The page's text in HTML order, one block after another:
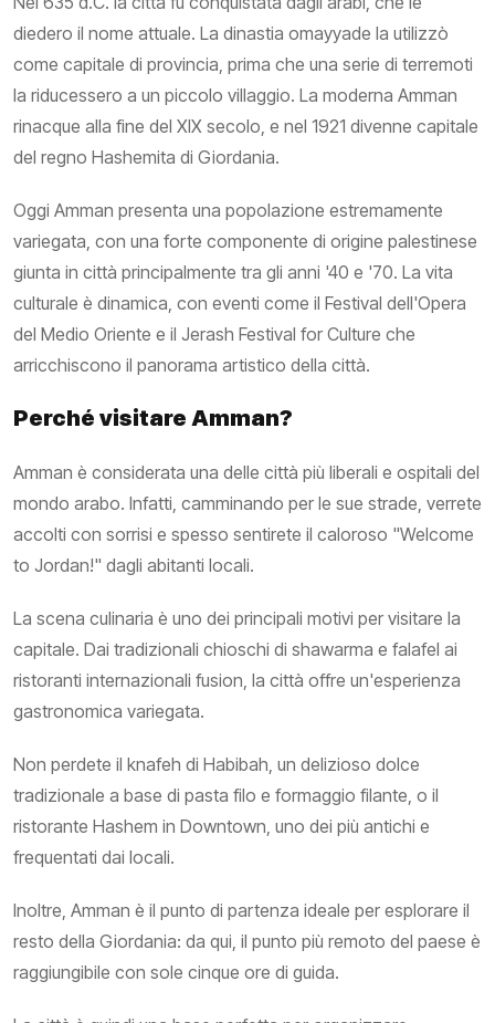
diedero il nome attuale. La dinastia omayyade la utilizzò
come capitale di provincia, prima che una serie di terremoti
la riducessero a un piccolo villaggio. La moderna Amman
rinacque alla fine del XIX secolo, e nel 1921 divenne capitale
del regno Hashemita di Giordania.
Oggi Amman presenta una popolazione estremamente
variegata, con una forte componente di origine palestinese
giunta in città principalmente tra gli anni '40 e '70. La vita
culturale è dinamica, con eventi come il Festival dell'Opera
del Medio Oriente e il Jerash Festival for Culture che
arricchiscono il panorama artistico della città.
Perché visitare Amman?
Amman è considerata una delle città più liberali e ospitali del
mondo arabo. Infatti, camminando per le sue strade, verrete
accolti con sorrisi e spesso sentirete il caloroso "Welcome
to Jordan!" dagli abitanti locali.
La scena culinaria è uno dei principali motivi per visitare la
capitale. Dai tradizionali chioschi di shawarma e falafel ai
ristoranti internazionali fusion, la città offre un'esperienza
gastronomica variegata.
Non perdete il knafeh di Habibah, un delizioso dolce
tradizionale a base di pasta filo e formaggio filante, o il
ristorante Hashem in Downtown, uno dei più antichi e
frequentati dai locali.
Inoltre, Amman è il punto di partenza ideale per esplorare il
resto della Giordania: da qui, il punto più remoto del paese è
raggiungibile con sole cinque ore di guida.